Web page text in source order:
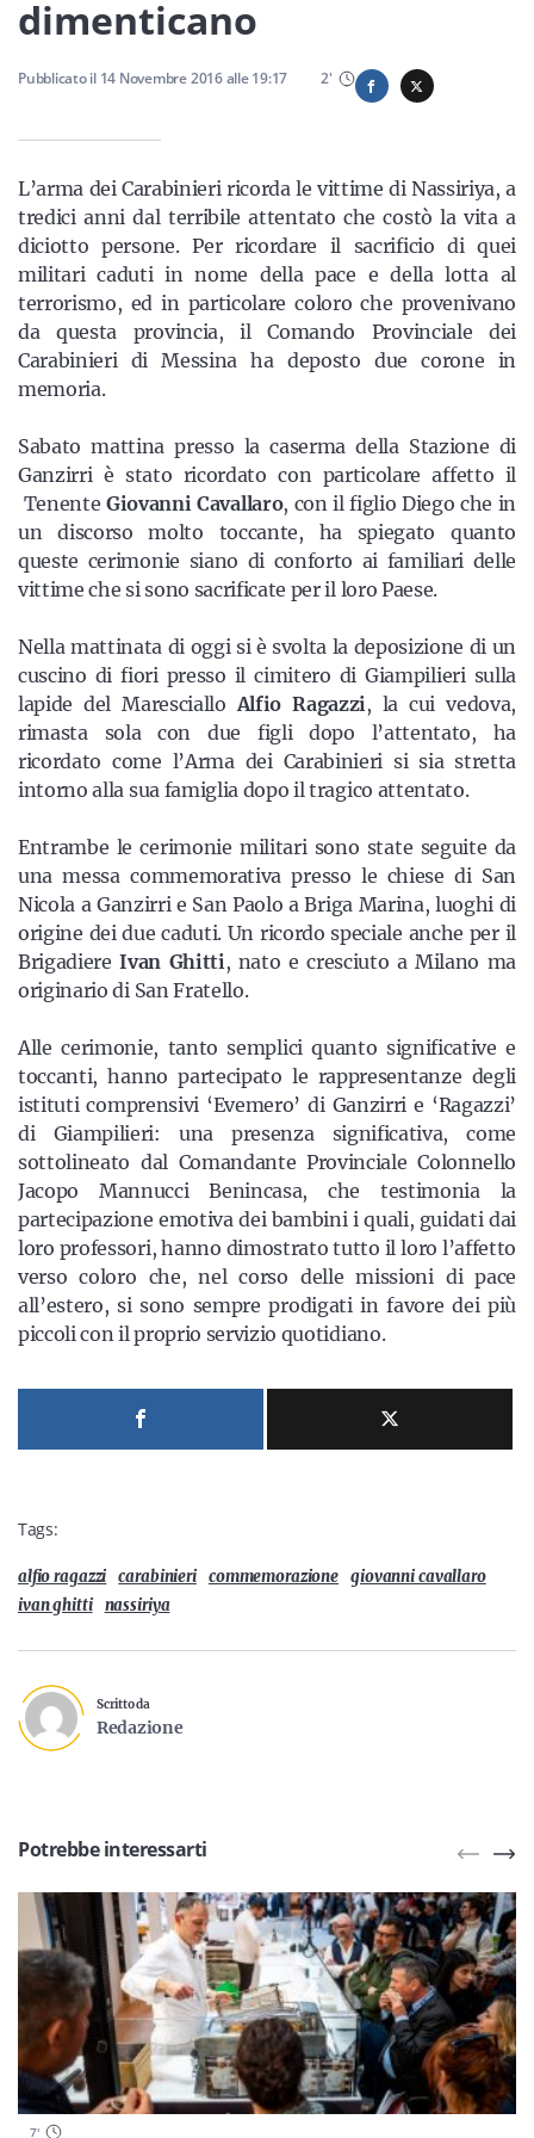
Servizi
Resta sempre aggiornato con le ultime news, iscriviti alla
nostra newsletter
Iscriviti
dimenticano
Pubblicato il 14 Novembre 2016alle19:17 2'
L’arma dei Carabinieri ricorda le vittime di Nassiriya, a
tredici anni dal terribile attentato che costò la vita a
diciotto persone. Per ricordare il sacrificio di quei
militari caduti in nome della pace e della lotta al
terrorismo, ed in particolare coloro che provenivano
da questa provincia, il Comando Provinciale dei
Carabinieri di Messina ha deposto due corone in
memoria.
Sabato mattina presso la caserma della Stazione di
Ganzirri è stato ricordato con particolare affetto il
TenenteGiovanni Cavallaro, con il figlio Diego che in
un discorso molto toccante, ha spiegato quanto
queste cerimonie siano di conforto ai familiari delle
vittime che si sono sacrificate per il loro Paese.
Nella mattinata di oggi si è svolta la deposizione di un
cuscino di fiori presso il cimitero di Giampilieri sulla
lapide del MarescialloAlfio Ragazzi, la cui vedova,
rimasta sola con due figli dopo l’attentato, ha
ricordato come l’Arma dei Carabinieri si sia stretta
intorno alla sua famiglia dopo il tragico attentato.
Entrambe le cerimonie militari sono state seguite da
una messa commemorativa presso le chiese di San
Nicola a Ganzirri e San Paolo a Briga Marina, luoghi di
origine dei due caduti. Un ricordo speciale anche per il
Brigadiere Ivan Ghitti, nato e cresciuto a Milano ma
originario di San Fratello.
Alle cerimonie, tanto semplici quanto significative e
toccanti, hanno partecipato le rappresentanze degli
istituti comprensivi ‘Evemero’ di Ganzirri e ‘Ragazzi’
di Giampilieri: una presenza significativa, come
sottolineato dal Comandante Provinciale Colonnello
Jacopo Mannucci Benincasa, che testimonia la
partecipazione emotiva dei bambini i quali, guidati dai
loro professori, hanno dimostrato tutto il loro l’affetto
verso coloro che, nel corso delle missioni di pace
all’estero, si sono sempre prodigati in favore dei più
piccoli con il proprio servizio quotidiano.
Tags:
alfio ragazzi carabinieri commemorazione giovanni cavallaro
ivan ghitti
nassiriya
Scritto da
Redazione
Potrebbe interessarti
7'